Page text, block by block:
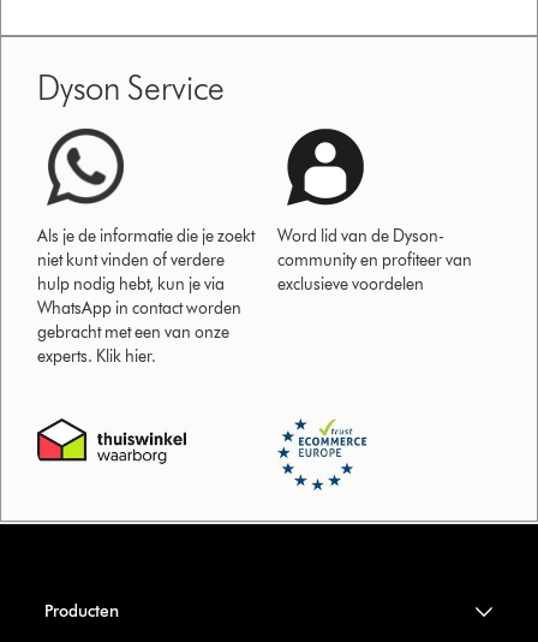
Dyson Service
Als je de informatie die je zoekt
niet kunt vinden of verdere
hulp nodig hebt, kun je via
WhatsApp in contact worden
gebracht met een van onze
experts. Klik hier.
Word lid van de Dyson-
community en profiteer van
exclusieve voordelen
Producten